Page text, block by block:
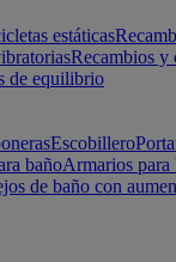
estáticas
Recambios y
de equilibrio
Escobillero
bañoArmarios para
de baño con